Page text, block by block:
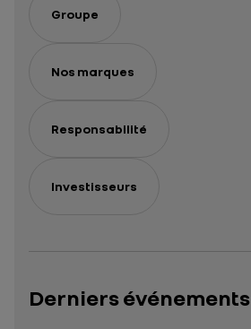
Groupe
Nos marques
Responsabilité
Investisseurs
Derniers événements